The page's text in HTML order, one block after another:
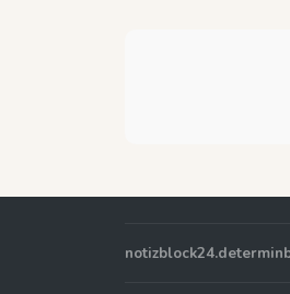
notizblock24.de